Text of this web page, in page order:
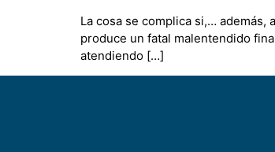
La cosa se complica si,…
produce un fatal malentendido
atendiendo […]